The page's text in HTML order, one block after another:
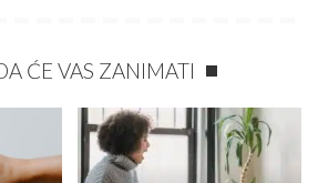
ĆE VAS ZANIMATI